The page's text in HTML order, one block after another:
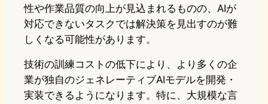
性や作業品質の向上が見込まれるものの、AIが
対応できないタスクでは解決策を見出すのが難
しくなる可能性があります。
技術の訓練コストの低下により、より多くの企
業が独自のジェネレーティブAIモデルを開発・
実装できるようになります。特に、大規模な言